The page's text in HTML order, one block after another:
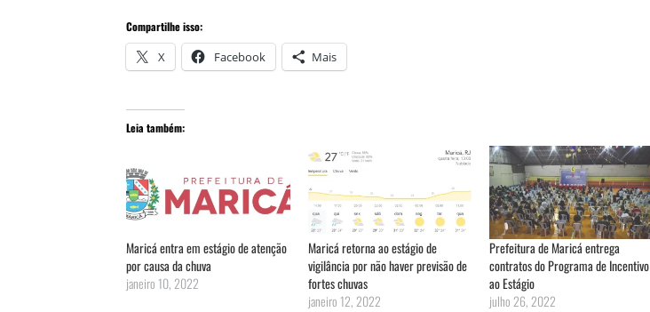
Compartilhe isso:
X Facebook Mais
Leia também:
Maricá entra em estágio de atenção
por causa da chuva
janeiro 10, 2022
Maricá retorna ao estágio de
vigilância por não haver previsão de
fortes chuvas
janeiro 12, 2022
Prefeitura de Maricá entrega
contratos do Programa de Incentivo
ao Estágio
julho 26, 2022